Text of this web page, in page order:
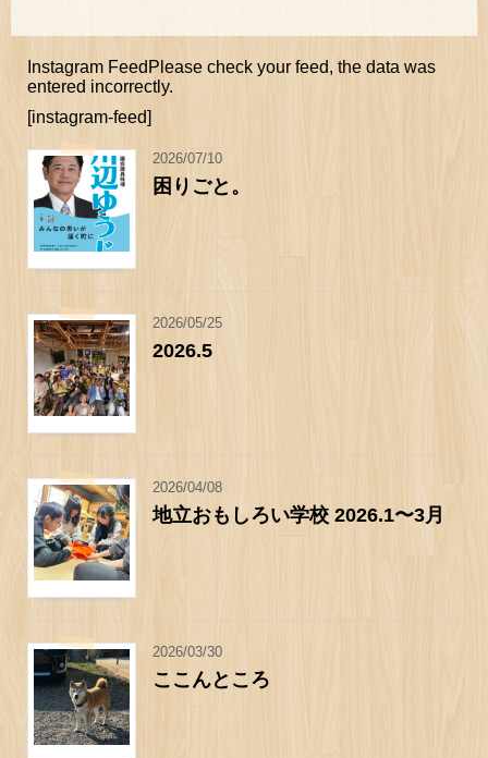
Instagram FeedPlease check your feed, the data was
entered incorrectly.
[instagram-feed]
2026/07/10
困りごと。
2026/05/25
2026.5
2026/04/08
地立おもしろい学校 2026.1〜3月
2026/03/30
ここんところ